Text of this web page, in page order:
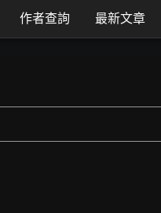
作者查詢 最新文章